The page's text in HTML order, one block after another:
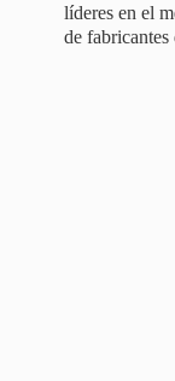
líderes en el
de fabricantes